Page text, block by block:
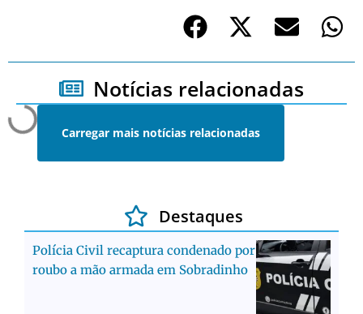
Notícias relacionadas
Carregar mais notícias relacionadas
Destaques
Polícia Civil recaptura condenado por
roubo a mão armada em Sobradinho